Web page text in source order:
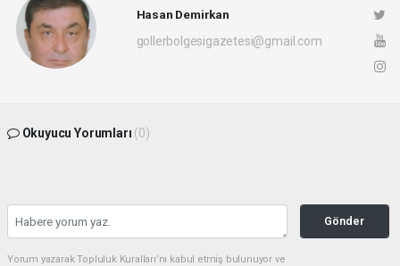
Hasan Demirkan
gollerbolgesigazetesi@gmail.com
Okuyucu Yorumları (0)
Gönder
Yorum yazarak Topluluk Kuralları’nı kabul etmiş bulunuyor ve